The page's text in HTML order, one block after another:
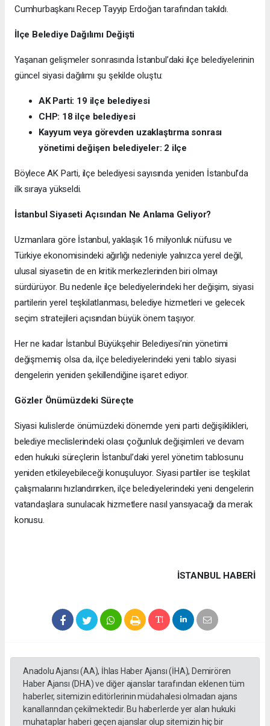
Cumhurbaşkanı Recep Tayyip Erdoğan tarafından takıldı.
İlçe Belediye Dağılımı Değişti
Yaşanan gelişmeler sonrasında İstanbul’daki ilçe belediyelerinin
güncel siyasi dağılımı şu şekilde oluştu:
AK Parti: 19 ilçe belediyesi
CHP: 18 ilçe belediyesi
Kayyum veya görevden uzaklaştırma sonrası
yönetimi değişen belediyeler: 2 ilçe
Böylece AK Parti, ilçe belediyesi sayısında yeniden İstanbul’da
ilk sıraya yükseldi.
İstanbul Siyaseti Açısından Ne Anlama Geliyor?
Uzmanlara göre İstanbul, yaklaşık 16 milyonluk nüfusu ve
Türkiye ekonomisindeki ağırlığı nedeniyle yalnızca yerel değil,
ulusal siyasetin de en kritik merkezlerinden biri olmayı
sürdürüyor. Bu nedenle ilçe belediyelerindeki her değişim, siyasi
partilerin yerel teşkilatlanması, belediye hizmetleri ve gelecek
seçim stratejileri açısından büyük önem taşıyor.
Her ne kadar İstanbul Büyükşehir Belediyesi’nin yönetimi
değişmemiş olsa da, ilçe belediyelerindeki yeni tablo siyasi
dengelerin yeniden şekillendiğine işaret ediyor.
Gözler Önümüzdeki Süreçte
Siyasi kulislerde önümüzdeki dönemde yeni parti değişiklikleri,
belediye meclislerindeki olası çoğunluk değişimleri ve devam
eden hukuki süreçlerin İstanbul’daki yerel yönetim tablosunu
yeniden etkileyebileceği konuşuluyor. Siyasi partiler ise teşkilat
çalışmalarını hızlandırırken, ilçe belediyelerindeki yeni dengelerin
vatandaşlara sunulacak hizmetlere nasıl yansıyacağı da merak
konusu.
İSTANBUL HABERİ
Anadolu Ajansı (AA), İhlas Haber Ajansı (İHA), Demirören
Haber Ajansı (DHA) ve diğer ajanslar tarafından eklenen tüm
haberler, sitemizin editörlerinin müdahalesi olmadan ajans
kanallarından çekilmektedir. Bu haberlerde yer alan hukuki
muhataplar haberi geçen ajanslar olup sitemizin hiç bir